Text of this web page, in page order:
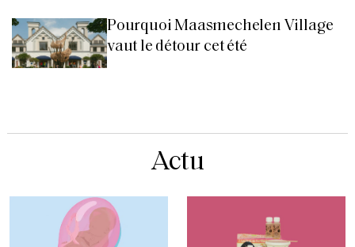
Pourquoi Maasmechelen Village
vaut le détour cet été
Actu